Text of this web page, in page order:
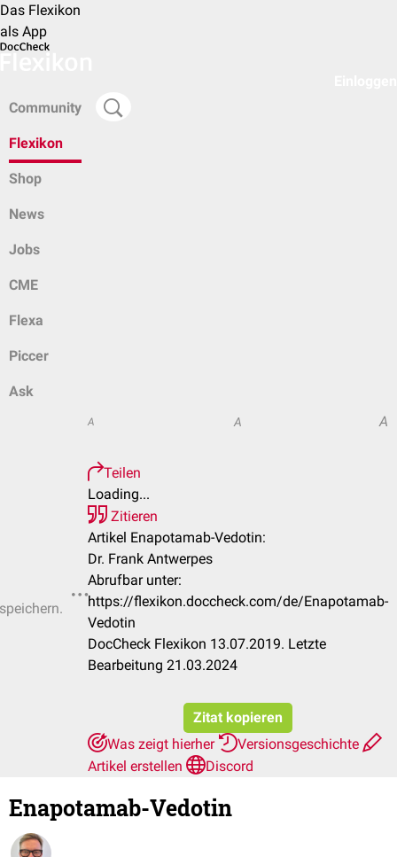
Das Flexikon
als App
Community
Flexikon
Shop
News
Jobs
CME
Flexa
Piccer
Ask
A A A
Teilen
Loading...
Zitieren
Artikel Enapotamab-Vedotin:
Dr. Frank Antwerpes
Abrufbar unter:
https://flexikon.doccheck.com/de/Enapotamab-
Vedotin
DocCheck Flexikon 13.07.2019. Letzte
Bearbeitung 21.03.2024
Zitat kopieren
Was zeigt hierher
Versionsgeschichte
Artikel erstellen
Discord
Enapotamab-Vedotin